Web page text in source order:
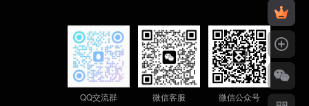
QQ交流群 微信客服 微信公众号